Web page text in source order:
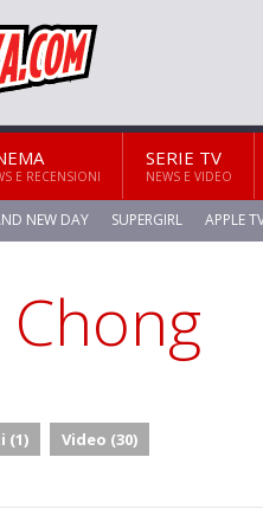
E RECENSIONI
SERIE TV
NEWS E VIDEO
NEW DAY SUPERGIRL APPLE
(1) Video (30)